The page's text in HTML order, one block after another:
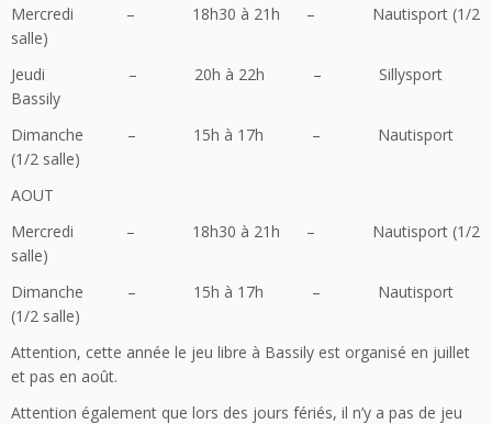
Mercredi – 18h30 à 21h – Nautisport (1/2
salle)
Jeudi – 20h à 22h – Sillysport
Bassily
Dimanche – 15h à 17h – Nautisport
(1/2 salle)
AOUT
Mercredi – 18h30 à 21h – Nautisport (1/2
salle)
Dimanche – 15h à 17h – Nautisport
(1/2 salle)
Attention, cette année le jeu libre à Bassily est organisé en juillet
et pas en août.
Attention également que lors des jours fériés, il n’y a pas de jeu